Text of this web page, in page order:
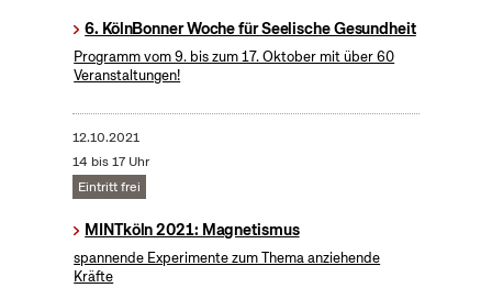
6. KölnBonner Woche für Seelische Gesundheit
Programm vom 9. bis zum 17. Oktober mit über 60
Veranstaltungen!
12.10.2021
14 bis 17 Uhr
Eintritt frei
MINTköln 2021: Magnetismus
spannende Experimente zum Thema anziehende
Kräfte